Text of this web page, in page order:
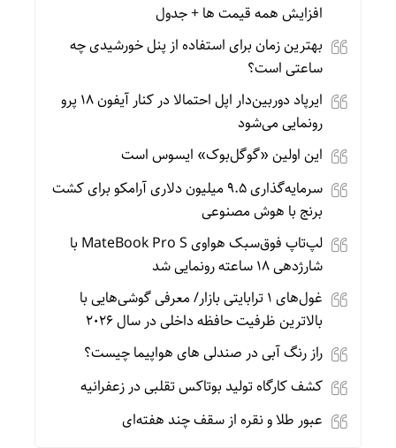
افزایش همه قیمت ها + جدول
بهترین زمان برای استفاده از پنل خورشیدی چه
ساعتی است؟
ایرپاد دوربین‌دار اپل احتمالا در کنار آیفون ۱۸ پرو
رونمایی می‌شود
این اولین «گوگل‌بوک» ایسوس است
سرمایه‌گذاری ۹.۵ میلیون دلاری آرامکو برای کشت
برنج با هوش مصنوعی
لپ‌تاپ فوق‌سبک هواوی MateBook Pro S با
شارژدهی ۱۸ ساعته رونمایی شد
غول‌های ۱ ترابایتی بازار/ معرفی گوشی‌هایی با
بالاترین ظرفیت حافظه داخلی در سال ۲۰۲۶
راز رنگ آبی در صندلی های هواپیما چیست؟
کشف کارگاه تولید بوتاکس تقلبی در زعفرانیه
عبور طلا و نقره از سقف چند هفته‌ای